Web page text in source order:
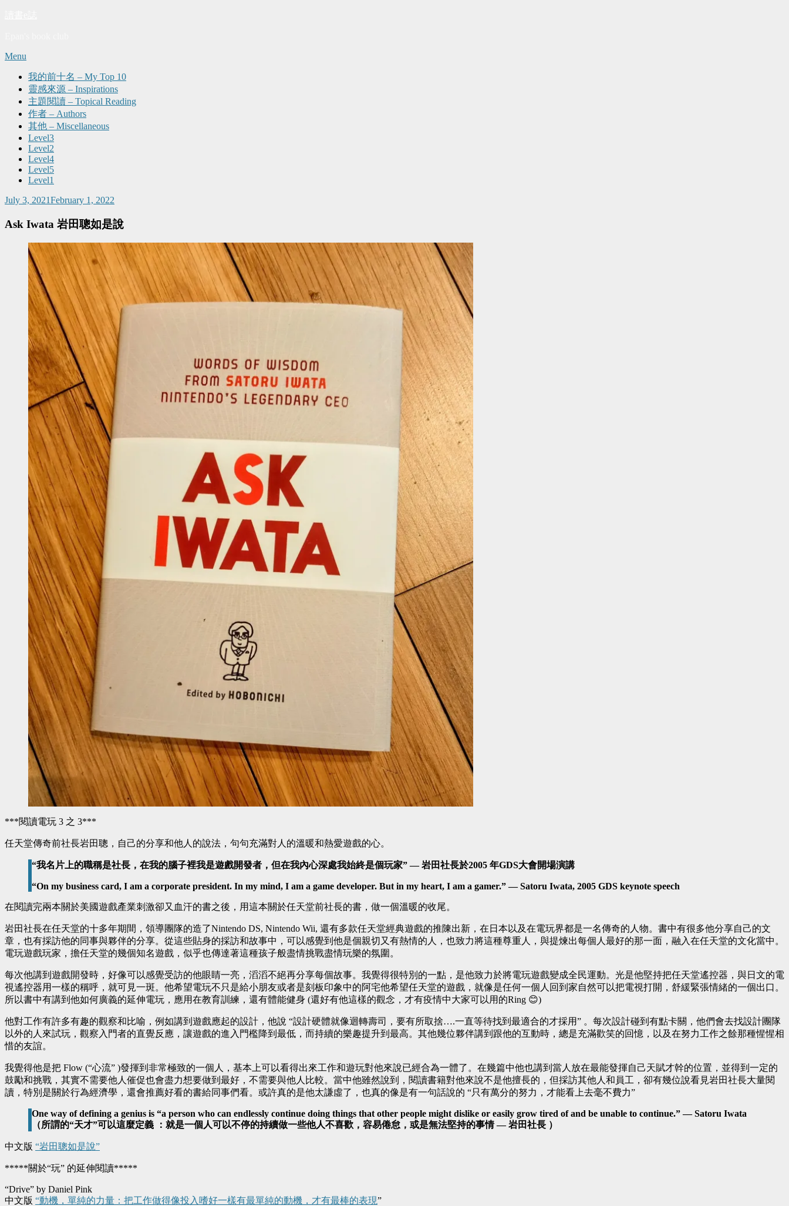
Skip
content
Menu
我的前十名 – My Top 10
靈感來源 – Inspirations
主題閱讀 – Topical Reading
作者 – Authors
其他 – Miscellaneous
Level3
Level2
Level4
Level5
Level1
Posted
July 3, 2021February 1, 2022
Ask Iwata 岩田聰如是說
***閱讀電玩 3 之 3***
任天堂傳奇前社長岩田聰，自己的分享和他人的說法，句句充滿對人的溫暖和熱愛遊戲的心。
“我名片上的職稱是社長，在我的腦子裡我是遊戲開發者，但在我內心深處我始終是個玩家” — 岩田社長於2005 年GDS大會開場演講
“On my business card, I am a corporate president. In my mind, I am a game developer. But in my heart, I am a gamer.” — Satoru Iwata, 2005 GDS keynote speech
在閱讀完兩本關於美國遊戲產業刺激卻又血汗的書之後，用這本關於任天堂前社長的書，做一個溫暖的收尾。
岩田社長在任天堂的十多年期間，領導團隊的造了Nintendo DS, Nintendo Wii, 還有多款任天堂經典遊戲的推陳出新，在日本以及在電玩界都是一名傳奇的人物。書中有很多他分享自己的文
章，也有採訪他的同事與夥伴的分享。從這些貼身的採訪和故事中，可以感覺到他是個親切又有熱情的人，也致力將這種尊重人，與提煉出每個人最好的那一面，融入在任天堂的文化當中。
電玩遊戲玩家，擔任天堂的幾個知名遊戲，似乎也傳達著這種孩子般盡情挑戰盡情玩樂的氛圍。
每次他講到遊戲開發時，好像可以感覺受訪的他眼睛一亮，滔滔不絕再分享每個故事。我覺得很特別的一點，是他致力於將電玩遊戲變成全民運動。光是他堅持把任天堂遙控器，與日文的電
視遙控器用一樣的稱呼，就可見一斑。他希望電玩不只是給小朋友或者是刻板印象中的阿宅他希望任天堂的遊戲，就像是任何一個人回到家自然可以把電視打開，舒緩緊張情緒的一個出口。
所以書中有講到他如何廣義的延伸電玩，應用在教育訓練，還有體能健身 (還好有他這樣的觀念，才有疫情中大家可以用的Ring 😊)
他對工作有許多有趣的觀察和比喻，例如講到遊戲應起的設計，他說 “設計硬體就像迴轉壽司，要有所取捨….一直等待找到最適合的才採用” 。每次設計碰到有點卡關，他們會去找設計團隊
以外的人來試玩，觀察入門者的直覺反應，讓遊戲的進入門檻降到最低，而持續的樂趣提升到最高。其他幾位夥伴講到跟他的互動時，總是充滿歡笑的回憶，以及在努力工作之餘那種惺惺相
惜的友誼。
我覺得他是把 Flow (“心流” )發揮到非常極致的一個人，基本上可以看得出來工作和遊玩對他來說已經合為一體了。在幾篇中他也講到當人放在最能發揮自己天賦才幹的位置，並得到一定的
鼓勵和挑戰，其實不需要他人催促也會盡力想要做到最好，不需要與他人比較。當中他雖然說到，閱讀書籍對他來說不是他擅長的，但採訪其他人和員工，卻有幾位說看見岩田社長大量閱
讀，特別是關於行為經濟學，還會推薦好看的書給同事們看。或許真的是他太謙虛了，也真的像是有一句話說的 “只有萬分的努力，才能看上去毫不費力”
One way of defining a genius is “a person who can endlessly continue doing things that other people might dislike or easily grow tired of and be unable to continue.” — Satoru Iwata
（所謂的“天才”可以這麼定義 ：就是一個人可以不停的持續做一些他人不喜歡，容易倦怠，或是無法堅持的事情 — 岩田社長 ）
中文版 “岩田聰如是說”
*****關於“玩” 的延伸閱讀*****
“Drive” by Daniel Pink
中文版 “動機，單純的力量：把工作做得像投入嗜好一樣有最單純的動機，才有最棒的表現”